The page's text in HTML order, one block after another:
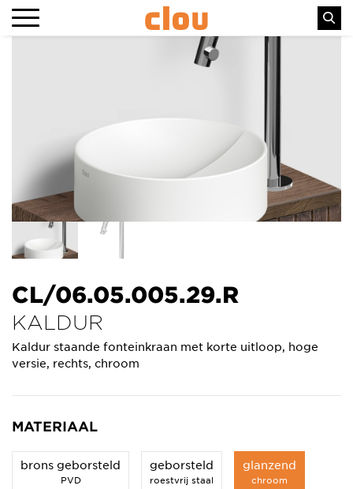
CL/06.05.005.29.R
KALDUR
Kaldur staande fonteinkraan met korte uitloop, hoge
versie, rechts, chroom
MATERIAAL
brons geborsteld
PVD
geborsteld
roestvrij staal
glanzend
chroom